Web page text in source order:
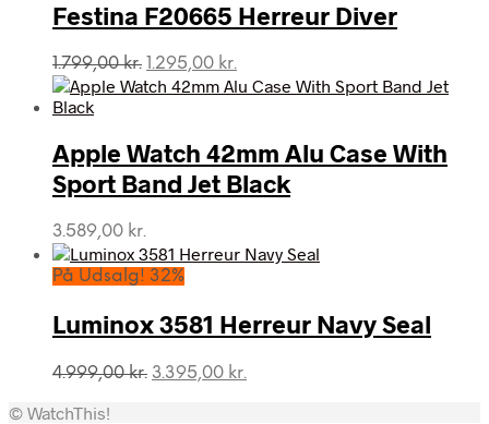
1.999,00 kr..799,00 kr..
Festina F20665 Herreur Diver
1.799,00kr. Den
oprindelige
1.799,00 kr..
1.295,00 kr.
aktuelle
1.295,00 kr..
Apple Watch 42mm Alu Case With
Sport Band Jet Black
3.589,00 kr.
På Udsalg! 32%
Luminox 3581 Herreur Navy Seal
4.999,00kr. Den
3.395,00 kr.
© WatchThis!